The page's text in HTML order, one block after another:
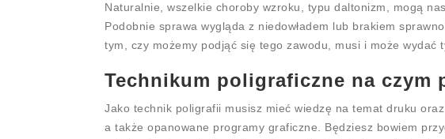
Naturalnie, wszelkie choroby wzroku, typu daltonizm, mogą
Podobnie sprawa wygląda z niedowładem lub brakiem
tym, czy możemy podjąć się tego zawodu, musi i może wydać
Technikum poligraficzne na czym
Jako technik poligrafii musisz mieć wiedzę na temat druku
a także opanowane programy graficzne. Będziesz bowiem